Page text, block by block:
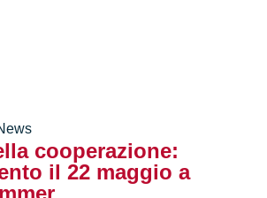
cooperazione:
il 22 maggio a